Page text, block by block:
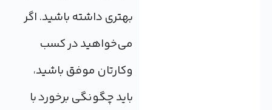
بهتری داشته باشید. اگر
می‌خواهید در کسب‌
و‌کارتان موفق باشید،
باید چگونگی برخورد با